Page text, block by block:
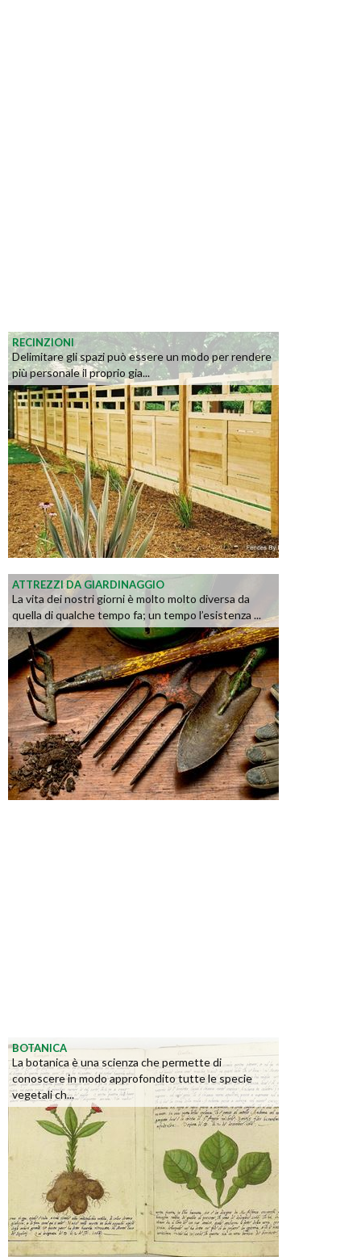
RECINZIONI
Delimitare gli spazi può essere un modo per rendere
più personale il proprio gia...
ATTREZZI DA GIARDINAGGIO
La vita dei nostri giorni è molto molto diversa da
quella di qualche tempo fa; un tempo l’esistenza ...
BOTANICA
La botanica è una scienza che permette di
conoscere in modo approfondito tutte le specie
vegetali ch...